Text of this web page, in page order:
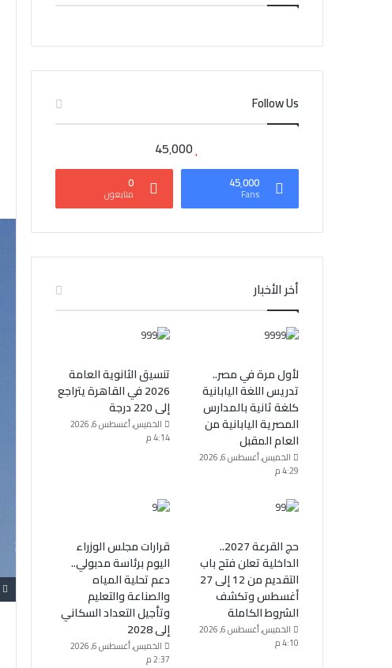
Follow Us
45٬000
45٬000
Fans
0
متابعون
أخر الأخبار
لأول مرة في مصر..
تدريس اللغة اليابانية
كلغة ثانية بالمدارس
المصرية اليابانية من
العام المقبل
الخميس, أغسطس 6, 2026
4:29 م
تنسيق الثانوية العامة
2026 في القاهرة يتراجع
إلى 220 درجة
الخميس, أغسطس 6, 2026
4:14 م
حج القرعة 2027..
الداخلية تعلن فتح باب
التقديم من 12 إلى 27
أغسطس وتكشف
الشروط الكاملة
الخميس, أغسطس 6, 2026
4:10 م
قرارات مجلس الوزراء
اليوم برئاسة مدبولي..
دعم تحلية المياه
والصناعة والتعليم
وتأجيل التعداد السكاني
إلى 2028
الخميس, أغسطس 6, 2026
2:37 م